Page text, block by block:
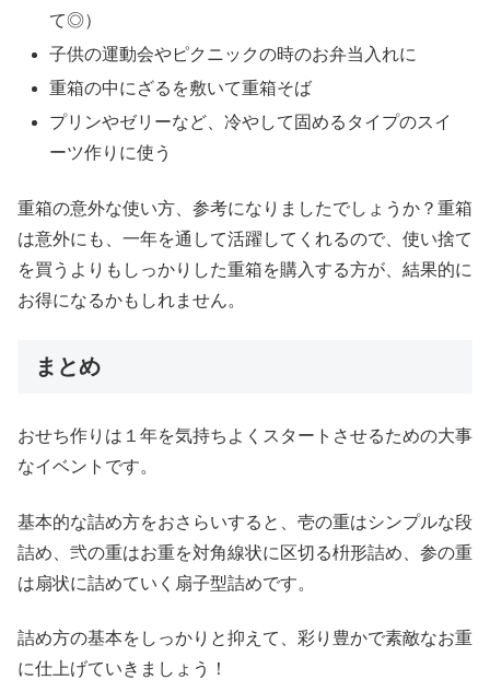
て◎）
子供の運動会やピクニックの時のお弁当入れに
重箱の中にざるを敷いて重箱そば
プリンやゼリーなど、冷やして固めるタイプのスイ
ーツ作りに使う
重箱の意外な使い方、参考になりましたでしょうか？重箱
は意外にも、一年を通して活躍してくれるので、使い捨て
を買うよりもしっかりした重箱を購入する方が、結果的に
お得になるかもしれません。
まとめ
おせち作りは１年を気持ちよくスタートさせるための大事
なイベントです。
基本的な詰め方をおさらいすると、壱の重はシンプルな段
詰め、弐の重はお重を対角線状に区切る枡形詰め、参の重
は扇状に詰めていく扇子型詰めです。
詰め方の基本をしっかりと抑えて、彩り豊かで素敵なお重
に仕上げていきましょう！